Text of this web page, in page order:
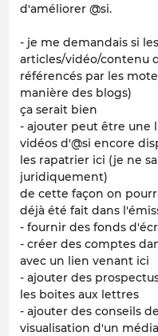
d'améliorer @si.
- je me demandais si
articles/vidéo/contenu
référencés par les
manière des blogs)
ça serait bien
- ajouter peut être une
vidéos d'@si encore
les rapatrier ici (je ne
juridiquement)
de cette façon on
déjà été fait dans
- fournir des fonds
- créer des comptes
avec un lien venant ici
- ajouter des
les boites aux lettres
- ajouter des conseils
visualisation d'un